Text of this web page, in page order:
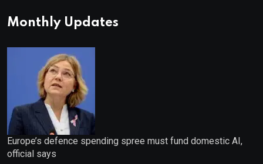
Monthly Updates
Europe’s defence spending spree must fund domestic AI,
official says